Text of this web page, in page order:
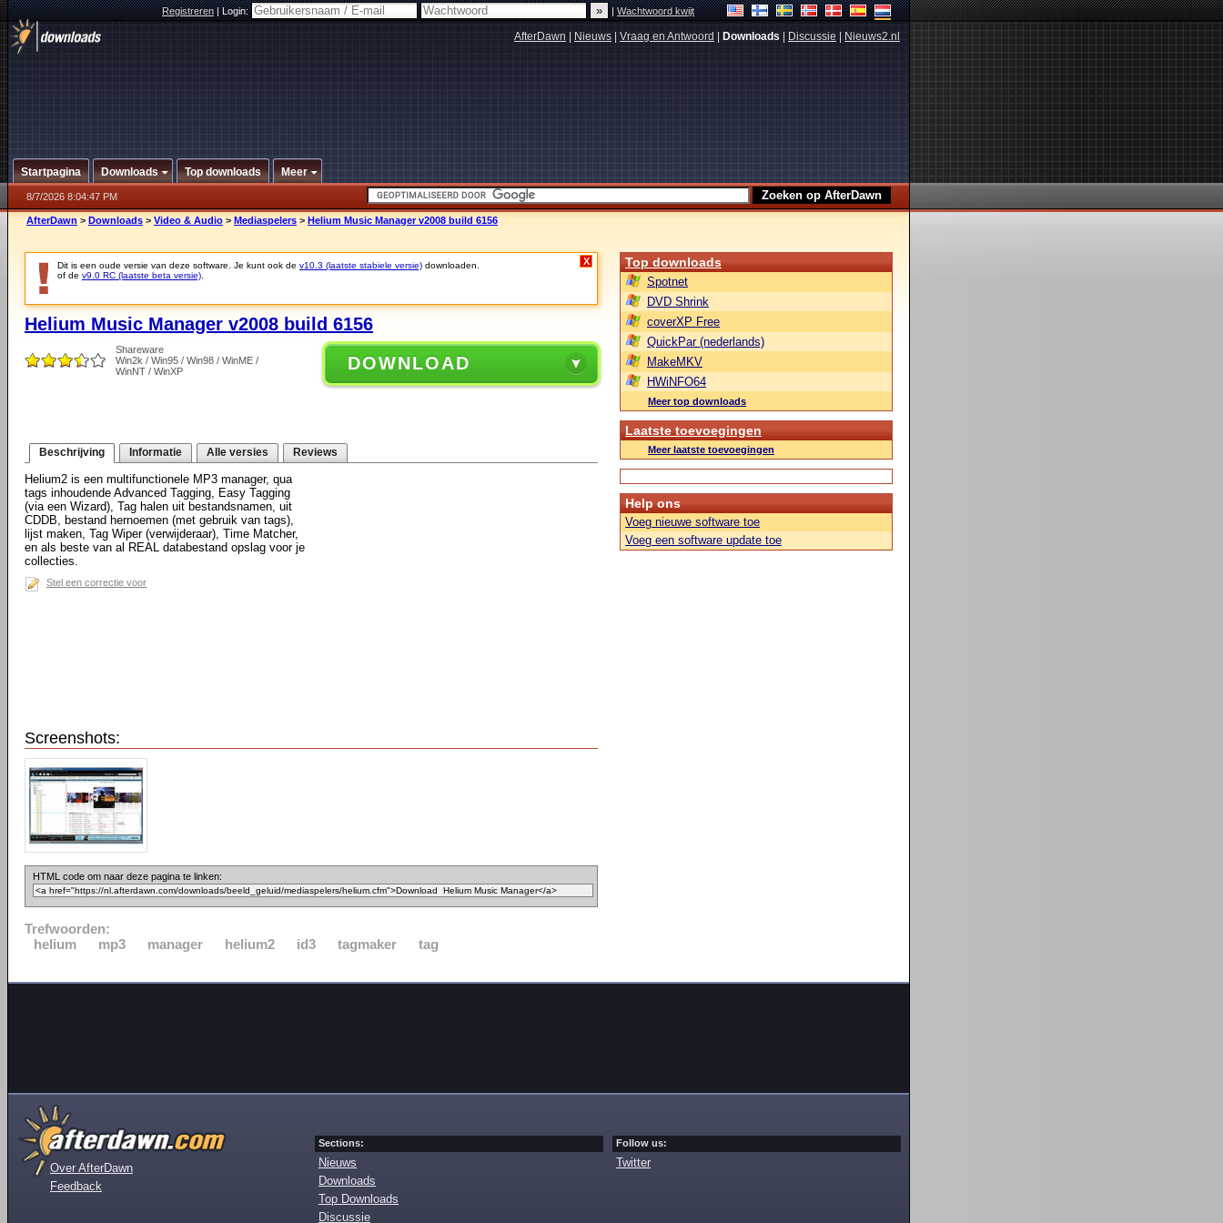
Registreren|Login: |Wachtwoord kwijt
AfterDawn Nieuws Vraag en Antwoord Downloads Discussie Nieuws2.nl
Startpagina Downloads Top downloads Meer
8/7/2026 8:04:47 PM
AfterDawn > Downloads > Video & Audio > Mediaspelers > Helium Music Manager v2008 build 6156
Dit is een oude versie van deze software. Je kunt ook de v10.3 (laatste stabiele versie) downloaden.
of de v9.0 RC (laatste beta versie)
X
Helium Music Manager v2008 build 6156
Shareware
Win2k / Win95 / Win98 / WinME /
WinNT / WinXP
DOWNLOAD
Beschrijving Informatie Alle versies Reviews
Helium2 is een multifunctionele MP3 manager, qua
tags inhoudende Advanced Tagging, Easy Tagging
(via een Wizard), Tag halen uit bestandsnamen, uit
CDDB, bestand hernoemen (met gebruik van tags),
lijst maken, Tag Wiper (verwijderaar), Time Matcher,
en als beste van al REAL databestand opslag voor je
collecties.
Stel een correctie voor
Screenshots:
HTML code om naar deze pagina te linken:
Trefwoorden:
helium
mp3 manager helium2 id3 tagmaker tag
Top downloads
Spotnet
DVD Shrink
coverXP Free
QuickPar (nederlands)
MakeMKV
HWiNFO64
Meer top downloads
Laatste toevoegingen
Meer laatste toevoegingen
Help ons
Voeg nieuwe software toe
Voeg een software update toe
Over AfterDawn
Feedback
Sections:
Nieuws
Downloads
Top Downloads
Discussie
Follow us:
Twitter